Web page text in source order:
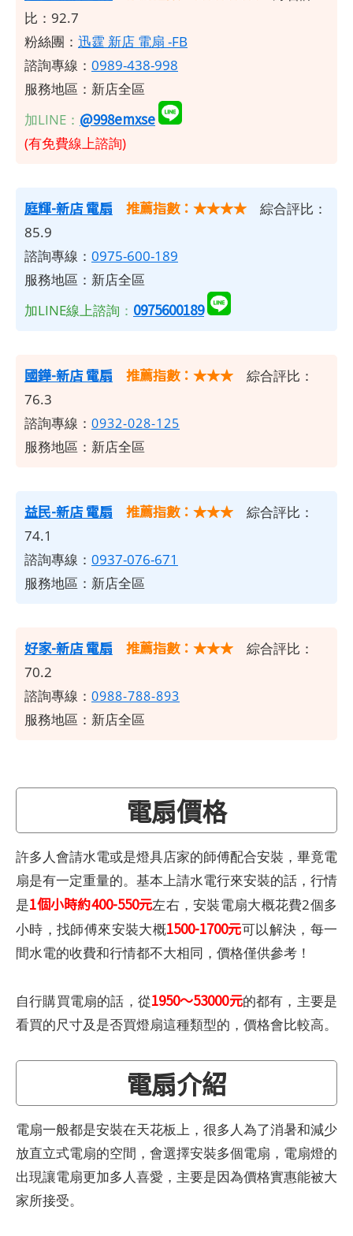
比：92.7
粉絲團： 迅霆 新店 電扇 -FB
諮詢專線： 0989-438-998
服務地區：新店全區
加LINE： @998emxse
(有免費線上諮詢)
庭輝-新店 電扇 推薦指數：★★★★ 綜合評比：
85.9
諮詢專線： 0975-600-189
服務地區：新店全區
加LINE線上諮詢 ： 0975600189
國鏵-新店 電扇 推薦指數：★★★ 綜合評比：
76.3
諮詢專線： 0932-028-125
服務地區：新店全區
益民-新店 電扇 推薦指數：★★★ 綜合評比：
74.1
諮詢專線： 0937-076-671
服務地區：新店全區
好家-新店 電扇 推薦指數：★★★ 綜合評比：
70.2
諮詢專線： 0988-788-893
服務地區：新店全區
電扇價格
許多人會請水電或是燈具店家的師傅配合安裝，畢竟電
扇是有一定重量的。基本上請水電行來安裝的話，行情
是1個小時約400-550元左右，安裝電扇大概花費2個多
小時，找師傅來安裝大概1500-1700元可以解決，每一
間水電的收費和行情都不大相同，價格僅供參考！
自行購買電扇的話，從1950～53000元的都有，主要是
看買的尺寸及是否買燈扇這種類型的，價格會比較高。
電扇介紹
電扇一般都是安裝在天花板上，很多人為了消暑和減少
放直立式電扇的空間，會選擇安裝多個電扇，電扇燈的
出現讓電扇更加多人喜愛，主要是因為價格實惠能被大
家所接受。